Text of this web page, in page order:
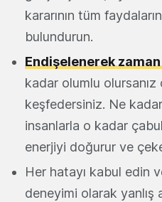
kararının tüm
bulundurun.
Endişelenerek
kadar olumlu
keşfedersiniz. Ne
insanlarla o kadar
enerjiyi doğurur ve
Her hatayı kabul edin
deneyimi olarak yanlış